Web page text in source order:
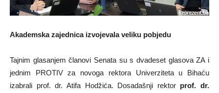
Akademska zajednica izvojevala veliku pobjedu
Tajnim glasanjem članovi Senata su s dvadeset glasova ZA i
jednim PROTIV za novoga rektora Univerziteta u Bihaću
izabrali prof. dr. Atifa Hodžića. Dosadašnji rektor prof. dr.